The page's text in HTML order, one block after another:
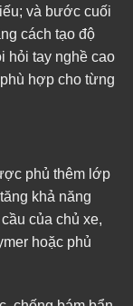
và bước cuối
cách tạo độ
hỏi tay nghề cao
hợp cho từng
phủ thêm lớp
khả năng
của chủ xe,
hoặc phủ